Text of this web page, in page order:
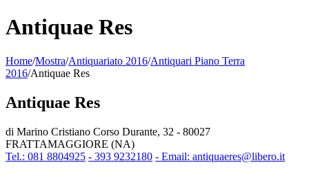
Antiquae Res
Home/Mostra/Antiquariato 2016/Antiquari Piano Terra
2016/Antiquae Res
Antiquae Res
di Marino Cristiano Corso Durante, 32 - 80027
FRATTAMAGGIORE (NA)
Tel.: 081 8804925 - 393 9232180 - Email: antiquaeres@libero.it